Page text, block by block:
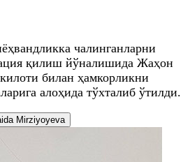
чалинганларни
қилиш йўналишида Жаҳон
билан ҳамкорликни
алоҳида тўхталиб ўтилди.
Mirziyoyeva